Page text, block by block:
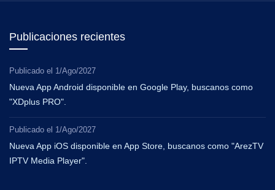
Publicaciones recientes
Publicado el 1/Ago/2027
Nueva App Android disponible en Google Play, buscanos como
"XDplus PRO".
Publicado el 1/Ago/2027
Nueva App iOS disponible en App Store, buscanos como "ArezTV
IPTV Media Player".